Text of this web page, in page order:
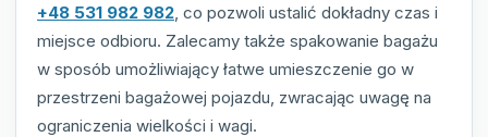
+48 531 982 982 , co pozwoli ustalić dokładny czas i
miejsce odbioru. Zalecamy także spakowanie bagażu
w sposób umożliwiający łatwe umieszczenie go w
przestrzeni bagażowej pojazdu, zwracając uwagę na
ograniczenia wielkości i wagi.